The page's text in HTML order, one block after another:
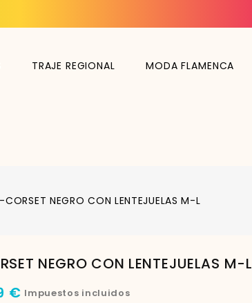
TRAJE REGIONAL MODA FLAMENCA
-CORSET NEGRO CON LENTEJUELAS M-L
NEGRO CON LENTEJUELAS M-L
€ Impuestos incluidos